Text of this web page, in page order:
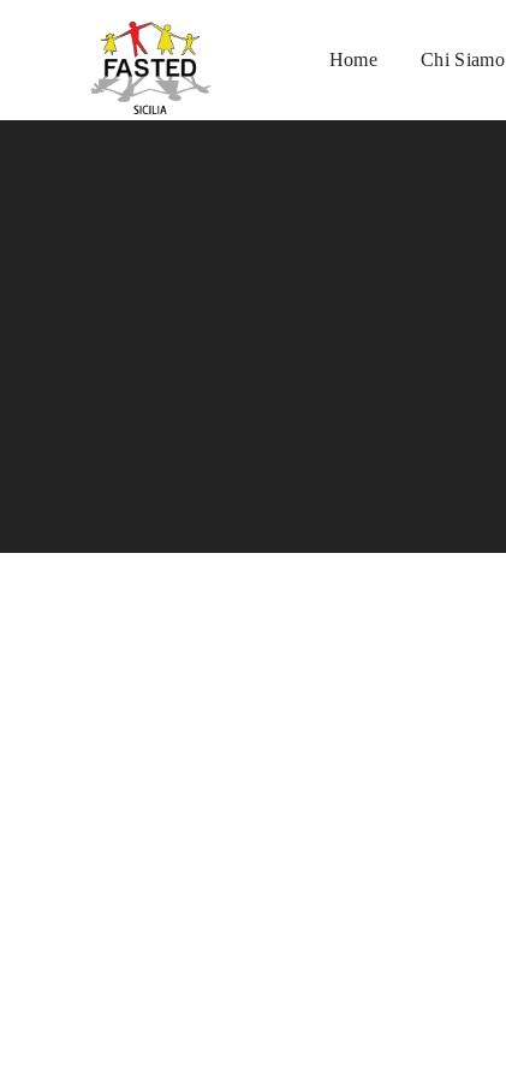
Home Chi Siamo